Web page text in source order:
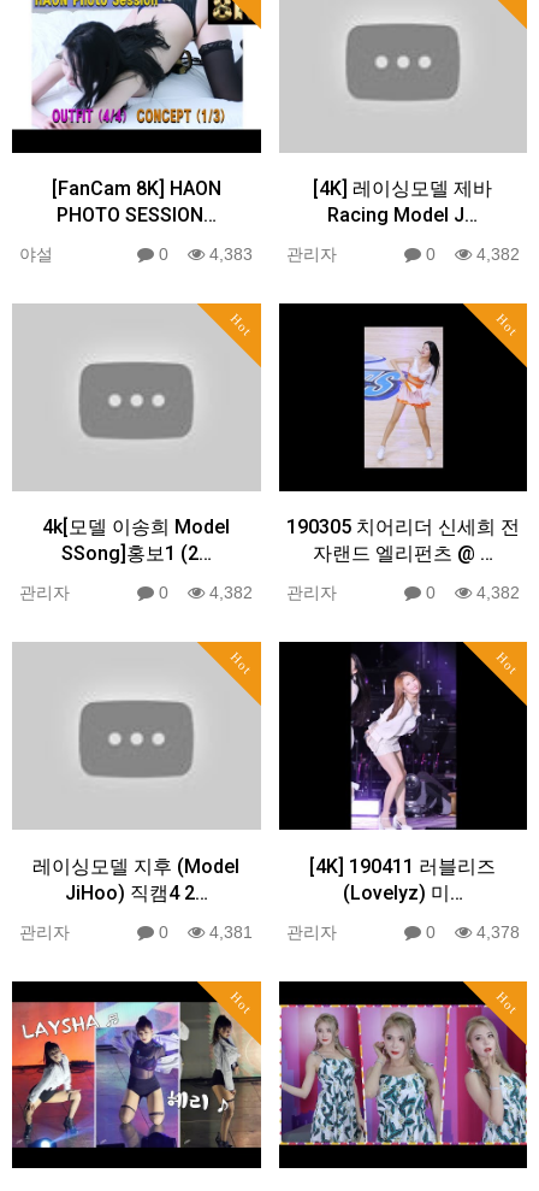
[FanCam 8K] HAON
PHOTO SESSION…
야설 0 4,383
[4K] 레이싱모델 제바
Racing Model J…
관리자 0 4,382
Hot
4k[모델 이송희 Model
SSong]홍보1 (2…
관리자 0 4,382
Hot
190305 치어리더 신세희 전
자랜드 엘리펀츠 @ …
관리자 0 4,382
Hot
레이싱모델 지후 (Model
JiHoo) 직캠4 2…
관리자 0 4,381
Hot
[4K] 190411 러블리즈
(Lovelyz) 미…
관리자 0 4,378
Hot Hot